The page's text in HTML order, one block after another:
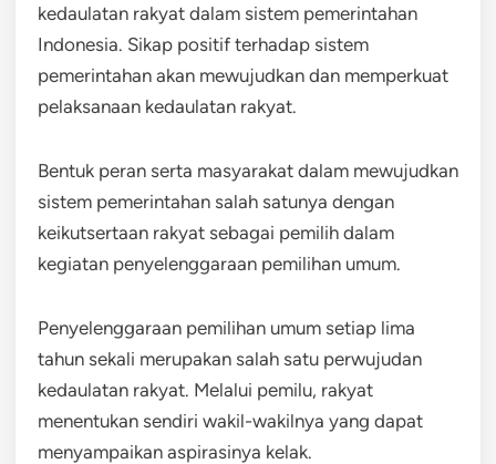
kedaulatan rakyat dalam sistem pemerintahan
Indonesia. Sikap positif terhadap sistem
pemerintahan akan mewujudkan dan memperkuat
pelaksanaan kedaulatan rakyat.
Bentuk peran serta masyarakat dalam mewujudkan
sistem pemerintahan salah satunya dengan
keikutsertaan rakyat sebagai pemilih dalam
kegiatan penyelenggaraan pemilihan umum.
Penyelenggaraan pemilihan umum setiap lima
tahun sekali merupakan salah satu perwujudan
kedaulatan rakyat. Melalui pemilu, rakyat
menentukan sendiri wakil-wakilnya yang dapat
menyampaikan aspirasinya kelak.